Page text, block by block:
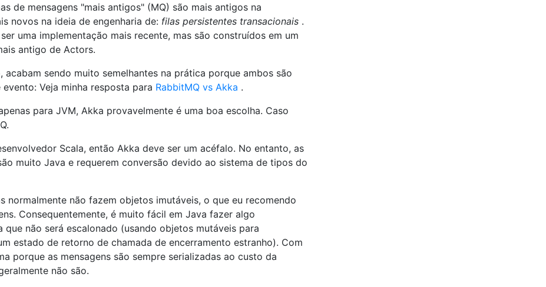
de mensagens "mais antigos" (MQ) são mais antigos na
novos na ideia de engenharia de: filas persistentes transacionais .
uma implementação mais recente, mas são construídos em um
antigo de Actors.
acabam sendo muito semelhantes na prática porque ambos são
Veja minha resposta para RabbitMQ vs Akka .
para JVM, Akka provavelmente é uma boa escolha. Caso
Scala, então Akka deve ser um acéfalo. No entanto, as
muito Java e requerem conversão devido ao sistema de tipos do
normalmente não fazem objetos imutáveis, o que eu recomendo
Consequentemente, é muito fácil em Java fazer algo
que não será escalonado (usando objetos mutáveis ​​para
estado de retorno de chamada de encerramento estranho). Com
porque as mensagens são sempre serializadas ao custo da
não são.